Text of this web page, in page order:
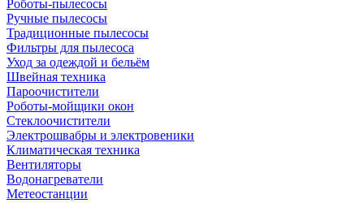
Роботы-пылесосы
Ручные пылесосы
Традиционные пылесосы
Фильтры для пылесоса
Уход за одеждой и бельём
Швейная техника
Пароочистители
Роботы-мойщики окон
Стеклоочистители
Электрошвабры и электровеники
Климатическая техника
Вентиляторы
Водонагреватели
Метеостанции